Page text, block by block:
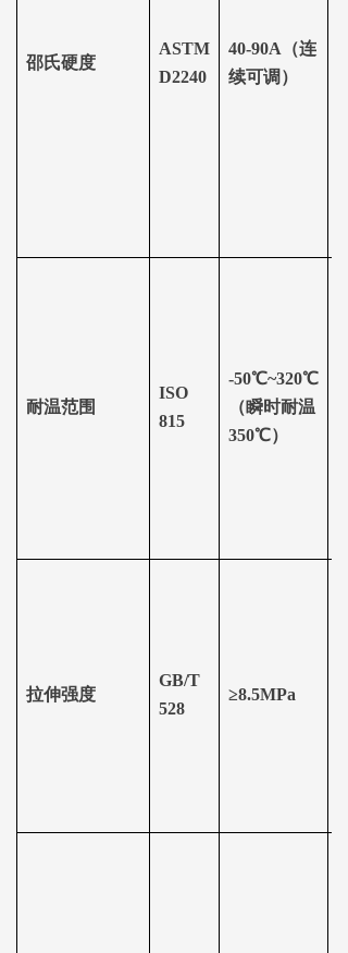
邵氏硬度
ASTM
D2240
40-90A（连
续可调）
耐温范围
ISO
815
-50℃~320℃
（瞬时耐温
350℃）
拉伸强度
GB/T
528
≥8.5MPa